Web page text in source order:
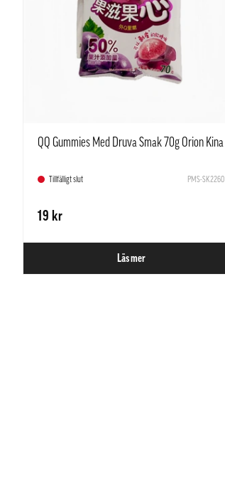
QQ Gummies Med Druva Smak 70g Orion Kina
Tillfälligt slut PMS-SK2260
19 kr
Läs mer